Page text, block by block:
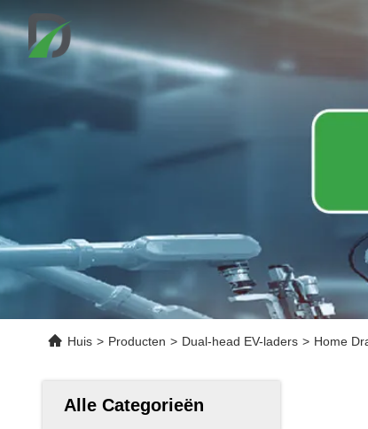
Huis > Producten > Dual-head EV-laders > Home
Alle Categorieën